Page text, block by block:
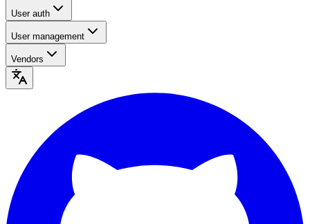
User auth
User management
Vendors